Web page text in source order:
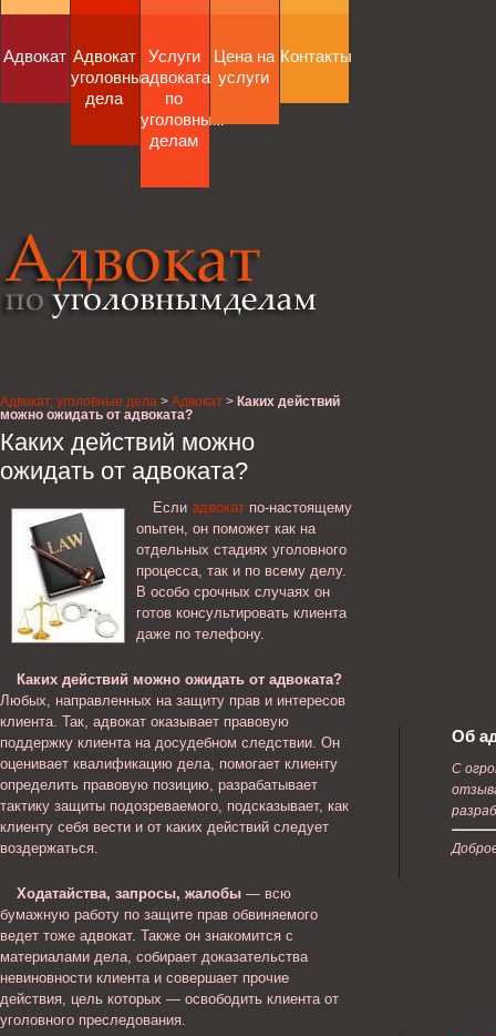
Адвокат Адвокат
уголовные
дела
Услуги
адвоката
по
уголовным
делам
Цена на
услуги
Контакты
Адвокат, уголовные дела > Адвокат > Каких действий
можно ожидать от адвоката?
Каких действий можно
ожидать от адвоката?
Если адвокат по-настоящему
опытен, он поможет как на
отдельных стадиях уголовного
процесса, так и по всему делу.
В особо срочных случаях он
готов консультировать клиента
даже по телефону.
Каких действий можно ожидать от адвоката?
Любых, направленных на защиту прав и интересов
клиента. Так, адвокат оказывает правовую
поддержку клиента на досудебном следствии. Он
оценивает квалификацию дела, помогает клиенту
определить правовую позицию, разрабатывает
тактику защиты подозреваемого, подсказывает, как
клиенту себя вести и от каких действий следует
воздержаться.
Ходатайства, запросы, жалобы — всю
бумажную работу по защите прав обвиняемого
ведет тоже адвокат. Также он знакомится с
материалами дела, собирает доказательства
невиновности клиента и совершает прочие
действия, цель которых — освободить клиента от
уголовного преследования.
Об
С